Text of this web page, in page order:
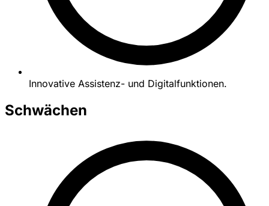
Innovative Assistenz- und Digitalfunktionen.
Schwächen